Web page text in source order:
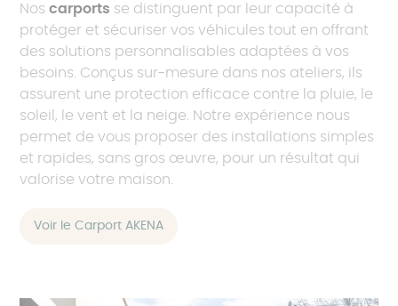
Noscarports se distinguent par leur capacité à
protéger et sécuriser vos véhicules tout en offrant
des solutions personnalisables adaptées à vos
besoins. Conçus sur-mesure dans nos ateliers, ils
assurent une protection efficace contre la pluie, le
soleil, le vent et la neige. Notre expérience nous
permet de vous proposer des installations simples
et rapides, sans gros œuvre, pour un résultat qui
valorise votre maison.
Voir le Carport AKENA